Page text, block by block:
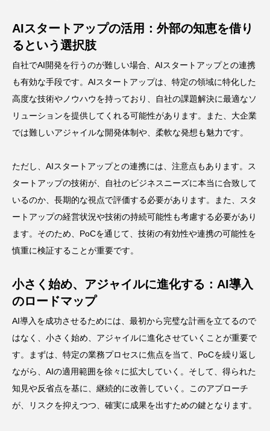
AIスタートアップの活用：外部の知恵を借り
るという選択肢
自社でAI開発を行うのが難しい場合、AIスタートアップとの連携
も有効な手段です。AIスタートアップは、特定の領域に特化した
高度な技術やノウハウを持っており、自社の課題解決に最適なソ
リューションを提供してくれる可能性があります。また、大企業
では難しいアジャイルな開発体制や、柔軟な発想も魅力です。
ただし、AIスタートアップとの連携には、注意点もあります。ス
タートアップの技術が、自社のビジネスニーズに本当に合致して
いるのか、長期的な視点で評価する必要があります。また、スタ
ートアップの経営状況や技術の持続可能性も考慮する必要があり
ます。そのため、PoCを通じて、技術の有効性や連携の可能性を
慎重に検証することが重要です。
小さく始め、アジャイルに進化する：AI導入
のロードマップ
AI導入を成功させるためには、最初から完璧な計画を立てるので
はなく、小さく始め、アジャイルに進化させていくことが重要で
す。まずは、特定の業務プロセスに焦点を当て、PoCを繰り返し
ながら、AIの適用範囲を徐々に拡大していく。そして、得られた
知見や反省点を基に、継続的に改善していく。このアプローチ
が、リスクを抑えつつ、確実に成果を出すための鍵となります。